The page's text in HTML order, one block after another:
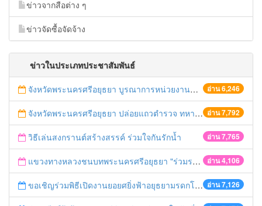
ข่าวจากสือต่าง ๆ
ข่าวจัดซื้อจัดจ้าง
ข่าวในประเภทประชาสัมพันธ์
อ่าน 6,246
จังหวัดพระนครศรีอยุธยา บูรณาการหน่วยงานที่เกี่ยวข้อง ลงพื้นที่จัดระเบียบและดำเนินมาตรการตามบทลงโทษสูงสุดกับผู้ประกอบการร้านค้าที่ยังฝ่าฝืนตั้งร้านค้ารุกล้ำเขตพื้นที่ทางหลวง เตรียมความปลอดภัยก่อนเทศกาลสงกรานต์
อ่าน 7,792
จังหวัดพระนครศรีอยุธยา ปล่อยแถวตำรวจ ทหาร ฝ่ายปกครอง กว่า 100 นาย ตรวจเข้มท่ารถสาธารณะ สถานีขนส่งรถโดยสาร วินรถตู้ และสถานีรถไฟ เตรียมรับมือเทศกาลสงกรานต์
อ่าน 7,765
วิธีเล่นสงกรานต์สร้างสรรค์ ร่วมใจกันรักน้ำ
อ่าน 4,106
แขวงทางหลวงชนบทพระนครศรีอยุธยา "ร่วมรณรงค์ ขับช้า เปิดไฟหน้า คาดเข็มขัด" เทศกาลสงกรานต์ ปี 2561
อ่าน 7,126
ขอเชิญร่วมพิธีเปิดงานยอยศยิ่งฟ้าอยุธยามรดกโลก